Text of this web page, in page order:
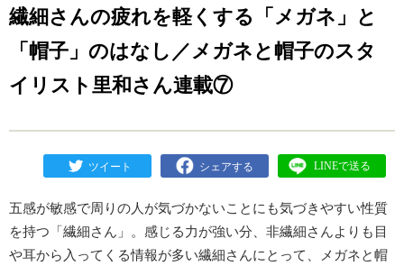
繊細さんの疲れを軽くする「メガネ」と
「帽子」のはなし／メガネと帽子のスタ
イリスト里和さん連載⑦
五感が敏感で周りの人が気づかないことにも気づきやすい性質
を持つ「繊細さん」。感じる力が強い分、非繊細さんよりも目
や耳から入ってくる情報が多い繊細さんにとって、メガネと帽